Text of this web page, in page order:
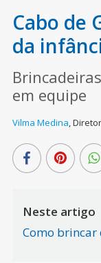
Cabo de
da
em equipe
Vilma Medina,
Neste artigo
Como brincar